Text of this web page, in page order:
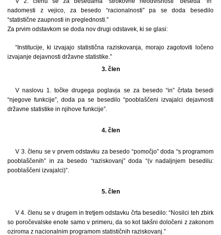
nadomesti z vejico, za besedo “racionalnosti” pa se doda besedilo
“statistične zaupnosti in preglednosti.”
Za prvim odstavkom se doda nov drugi odstavek, ki se glasi:
“Institucije, ki izvajajo statistična raziskovanja, morajo zagotoviti ločeno
izvajanje dejavnosti državne statistike.”
3. člen
V naslovu 1. točke drugega poglavja se za besedo “in” črtata besedi
“njegove funkcije”, doda pa se besedilo “pooblaščeni izvajalci dejavnosti
državne statistike in njihove funkcije”.
4. člen
V 3. členu se v prvem odstavku za besedo “pomočjo” doda “s programom
pooblaščenih” in za besedo “raziskovanj” doda “(v nadaljnjem besedilu:
pooblaščeni izvajalci)”.
5. člen
V 4. členu se v drugem in tretjem odstavku črta besedilo: “Nosilci teh zbirk
so poročevalske enote samo v primeru, da so kot takšni določeni z zakonom
oziroma z nacionalnim programom statističnih raziskovanj.”